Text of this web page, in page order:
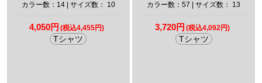
カラー数：14 | サイズ数： 10
4,050円 (税込4,455円)
Tシャツ
カラー数：57 | サイズ数： 13
3,720円 (税込4,092円)
Tシャツ